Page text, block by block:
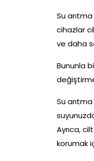
Su
cihazlar
ve daha
Bununla
Su
Ayrıca,
korumak